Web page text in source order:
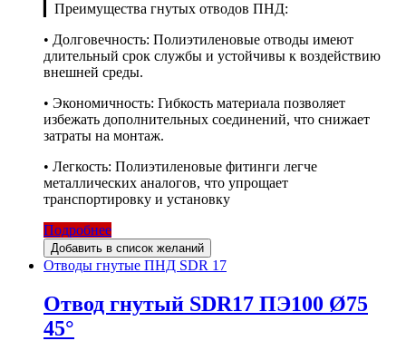
▎Преимущества гнутых отводов ПНД:
• Долговечность: Полиэтиленовые отводы имеют
длительный срок службы и устойчивы к воздействию
внешней среды.
• Экономичность: Гибкость материала позволяет
избежать дополнительных соединений, что снижает
затраты на монтаж.
• Легкость: Полиэтиленовые фитинги легче
металлических аналогов, что упрощает
транспортировку и установку
Подробнее
Добавить в список желаний
Отводы гнутые ПНД SDR 17
Отвод гнутый SDR17 ПЭ100 Ø75
45°